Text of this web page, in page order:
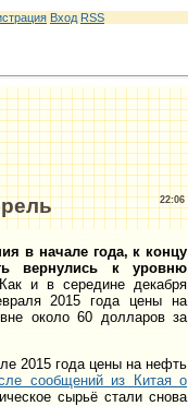
Вход RSS
22:06
в начале года, к концу
вернулись к уровню
и в середине декабря
2015 года цены на
около 60 долларов за
2015 года цены на нефть
сообщений из Китая о
сырьё стали снова